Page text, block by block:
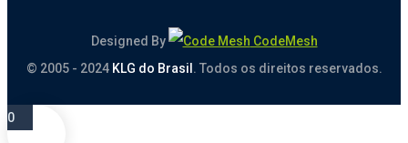
Designed By
CodeMesh
© 2005 - 2024 KLG do Brasil . Todos os direitos reservados.
0